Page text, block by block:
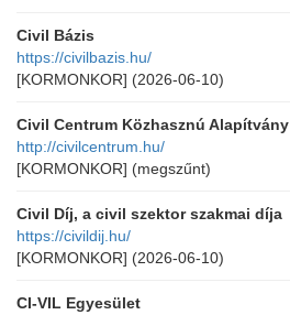
Civil Bázis
https://civilbazis.hu/
[KORMONKOR] (2026-06-10)
Civil Centrum Közhasznú Alapítvány
http://civilcentrum.hu/
[KORMONKOR] (megszűnt)
Civil Díj, a civil szektor szakmai díja
https://civildij.hu/
[KORMONKOR] (2026-06-10)
CI-VIL Egyesület